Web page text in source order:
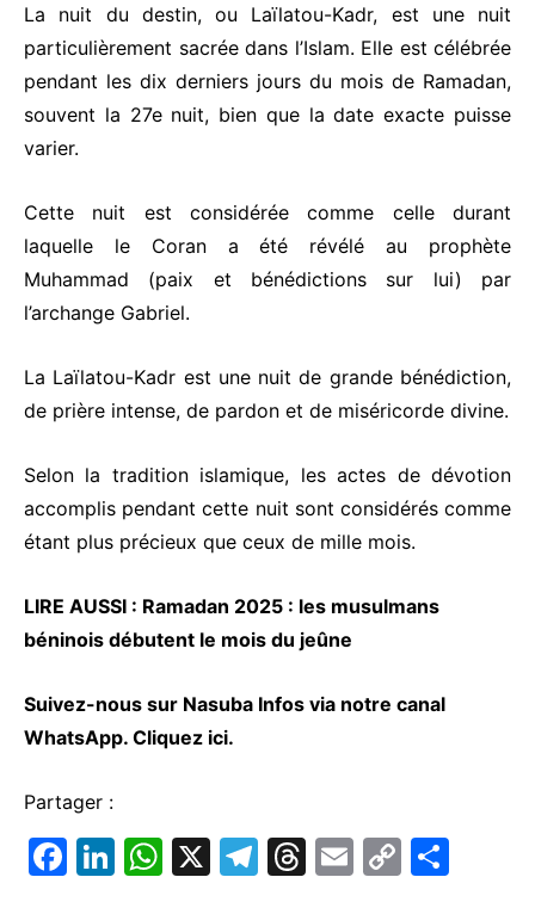
La nuit du destin, ou Laïlatou-Kadr, est une nuit
particulièrement sacrée dans l’Islam. Elle est célébrée
pendant les dix derniers jours du mois de Ramadan,
souvent la 27e nuit, bien que la date exacte puisse
varier.
Cette nuit est considérée comme celle durant
laquelle le Corana été révélé au prophète
Muhammad (paix et bénédictions sur lui) par
l’archange Gabriel.
La Laïlatou-Kadr est une nuit de grande bénédiction,
de prière intense, de pardon et de miséricorde divine.
Selon la tradition islamique, les actes de dévotion
accomplis pendant cette nuit sont considérés comme
étant plus précieux que ceux de mille mois.
LIRE AUSSI : Ramadan 2025 : les musulmans
béninois débutent le mois du jeûne
Suivez-nous sur Nasuba Infos via notre canal
WhatsApp. Cliquez ici.
Partager :
F
Li W X
T
T
E
C